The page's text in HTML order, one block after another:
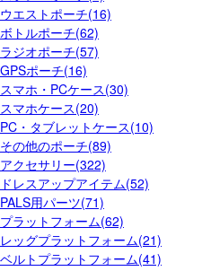
ウエストポーチ(16)
ボトルポーチ(62)
ラジオポーチ(57)
GPSポーチ(16)
スマホ・PCケース(30)
スマホケース(20)
PC・タブレットケース(10)
その他のポーチ(89)
アクセサリー(322)
ドレスアップアイテム(52)
PALS用パーツ(71)
プラットフォーム(62)
レッグプラットフォーム(21)
ベルトプラットフォーム(41)